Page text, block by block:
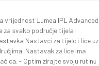
vrijednost Lumea IPL Advanced
za svako područje tijela i
Nastavci za tijelo i lice uz
Nastavak za lice ima
- Optimizirajte svoju rutinu